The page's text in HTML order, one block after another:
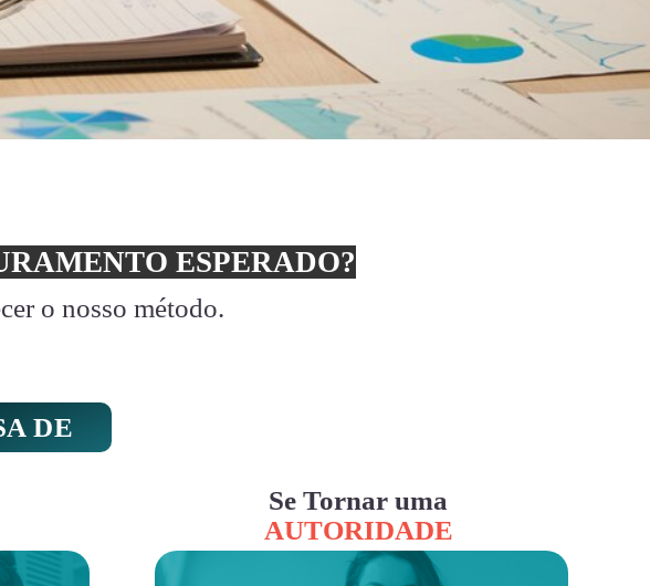
ESPERADO?
o nosso método.
DE
Se Tornar uma
AUTORIDADE